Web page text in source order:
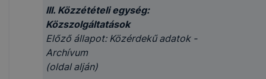
szerv
ügyfélszolgálatának
vagy
közönségkapcsolatának
elérhetősége
elbírálására jogosult
III. Közzétételi egység:
Közszolgáltatások
Előző állapot: Közérdekű adatok -
Archívum
(oldal alján)